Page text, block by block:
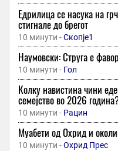
Едрилица се насука на
стигнале до брегот
10 минути -Скопје1
Наумовски: Струга е
10 минути - Гол
Колку навистина чини
семејство во 2026
10 минути - Рацин
Муабети од Охрид и
10 минути -Охрид Прес